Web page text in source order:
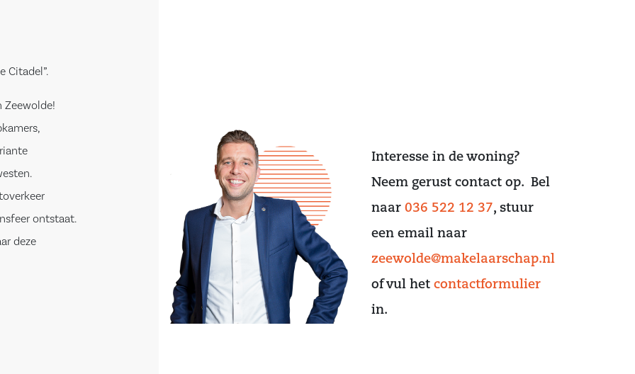
Citadel”.
Zeewolde!
ontstaat.
deze
Het
Interesse in de woning?
Neem gerust contact op. Bel
naar 036 522 12 37, stuur
een email naar
zeewolde@makelaarschap.nl
of vul het contactformulier
in.